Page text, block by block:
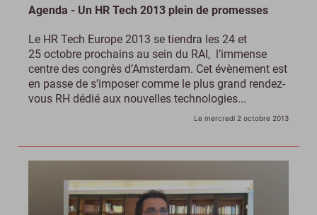
Agenda - Un HR Tech 2013 plein de promesses
Le HR Tech Europe 2013 se tiendra les 24 et
25 octobre prochains au sein du RAI, l’immense
centre des congrès d’Amsterdam. Cet évènement est
en passe de s’imposer comme le plus grand rendez-
vous RH dédié aux nouvelles technologies...
Le mercredi 2 octobre 2013